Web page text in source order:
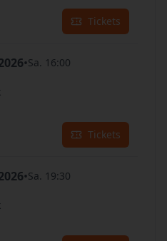
Tickets
•Sa. 16:00
Tickets
•Sa. 19:30